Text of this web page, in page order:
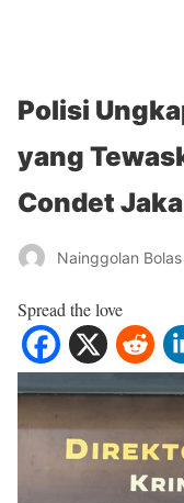
Polisi
yang
Condet
Nainggolan Bolas
Spread the love